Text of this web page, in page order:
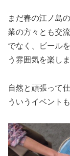
まだ春の江ノ島
業の方々とも交
でなく、ビール
う雰囲気を楽し
自然と頑張って
ういうイベント